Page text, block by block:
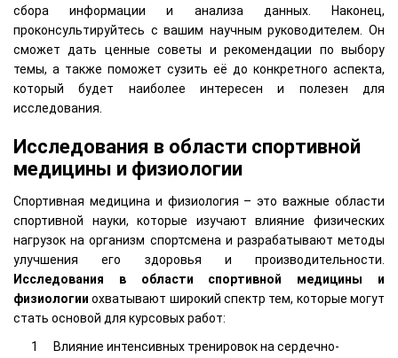
сбора информации и анализа данных. Наконец,
проконсультируйтесь с вашим научным руководителем. Он
сможет дать ценные советы и рекомендации по выбору
темы, а также поможет сузить её до конкретного аспекта,
который будет наиболее интересен и полезен для
исследования.
Исследования в области спортивной
медицины и физиологии
Спортивная медицина и физиология – это важные области
спортивной науки, которые изучают влияние физических
нагрузок на организм спортсмена и разрабатывают методы
улучшения его здоровья и производительности.
Исследования в области спортивной медицины и
физиологии охватывают широкий спектр тем, которые могут
стать основой для курсовых работ:
Влияние интенсивных тренировок на сердечно-